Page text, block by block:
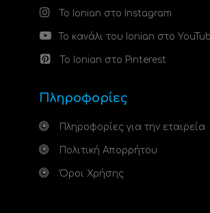
Το Ionian στο Instagram
Το κανάλι του Ionian στο
Το Ionian στο Pinterest
Πληροφορίες
Πληροφορίες για την εταιρεία
Πολιτική Απορρήτου
Όροι Χρήσης